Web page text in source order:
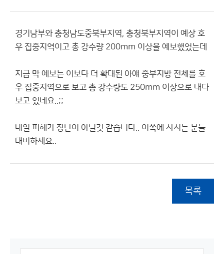
경기남부와 충청남도중북부지역, 충청북부지역이 예상 호
우 집중지역이고 총 강수량 200mm 이상을 예보했었는데
지금 막 예보는 이보다 더 확대된 아얘 중부지방 전체를 호
우 집중지역으로 보고 총 강수량도 250mm 이상으로 내다
보고 있네요..;;
내일 피해가 장난이 아닐것 같습니다.. 이쪽에 사시는 분들
대비하세요..
목록